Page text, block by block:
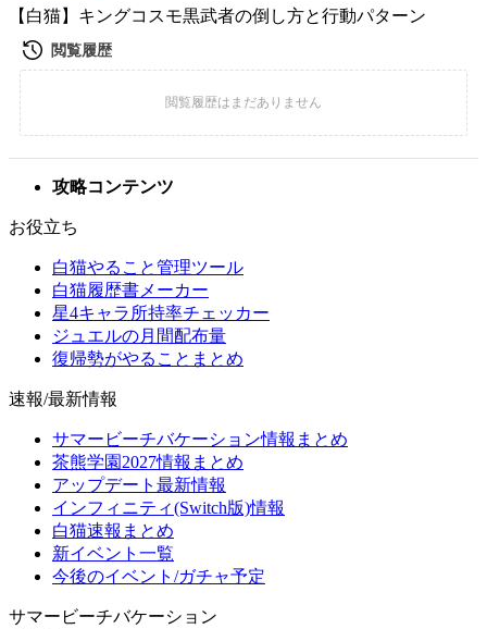
【白猫】キングコスモ黒武者の倒し方と行動パターン
攻略コンテンツ
お役立ち
白猫やること管理ツール
白猫履歴書メーカー
星4キャラ所持率チェッカー
ジュエルの月間配布量
復帰勢がやることまとめ
速報/最新情報
サマービーチバケーション情報まとめ
茶熊学園2027情報まとめ
アップデート最新情報
インフィニティ(Switch版)情報
白猫速報まとめ
新イベント一覧
今後のイベント/ガチャ予定
サマービーチバケーション